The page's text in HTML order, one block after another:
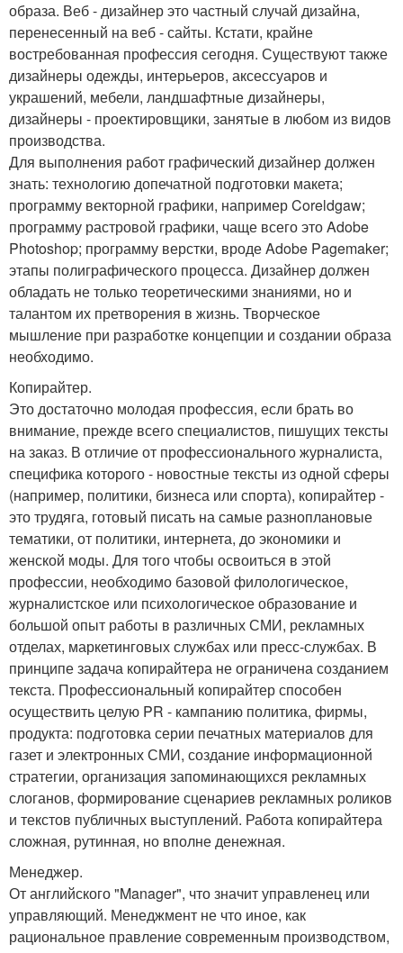
образа. Веб - дизайнер это частный случай дизайна,
перенесенный на веб - сайты. Кстати, крайне
востребованная профессия сегодня. Существуют также
дизайнеры одежды, интерьеров, аксессуаров и
украшений, мебели, ландшафтные дизайнеры,
дизайнеры - проектировщики, занятые в любом из видов
производства.
Для выполнения работ графический дизайнер должен
знать: технологию допечатной подготовки макета;
программу векторной графики, например Coreldgaw;
программу растровой графики, чаще всего это Adobe
Photoshop; программу верстки, вроде Adobe Pagemaker;
этапы полиграфического процесса. Дизайнер должен
обладать не только теоретическими знаниями, но и
талантом их претворения в жизнь. Творческое
мышление при разработке концепции и создании образа
необходимо.
Копирайтер.
Это достаточно молодая профессия, если брать во
внимание, прежде всего специалистов, пишущих тексты
на заказ. В отличие от профессионального журналиста,
специфика которого - новостные тексты из одной сферы
(например, политики, бизнеса или спорта), копирайтер -
это трудяга, готовый писать на самые разноплановые
тематики, от политики, интернета, до экономики и
женской моды. Для того чтобы освоиться в этой
профессии, необходимо базовой филологическое,
журналистское или психологическое образование и
большой опыт работы в различных СМИ, рекламных
отделах, маркетинговых службах или пресс-службах. В
принципе задача копирайтера не ограничена созданием
текста. Профессиональный копирайтер способен
осуществить целую PR - кампанию политика, фирмы,
продукта: подготовка серии печатных материалов для
газет и электронных СМИ, создание информационной
стратегии, организация запоминающихся рекламных
слоганов, формирование сценариев рекламных роликов
и текстов публичных выступлений. Работа копирайтера
сложная, рутинная, но вполне денежная.
Менеджер.
От английского "Manager", что значит управленец или
управляющий. Менеджмент не что иное, как
рациональное правление современным производством,